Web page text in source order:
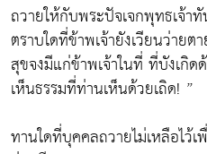
ถวายให้กับพระปัจเจกพุทธเจ้
ตราบใดที่ข้าพเจ้ายังเวียนว่าย
สุขจงมีแก่ข้าพเจ้าในที่ ที่บังเกิด
เห็นธรรมที่ท่านเห็นด้วยเถิด! ”
ทานใดที่บุคคลถวายไม่เหลือไ